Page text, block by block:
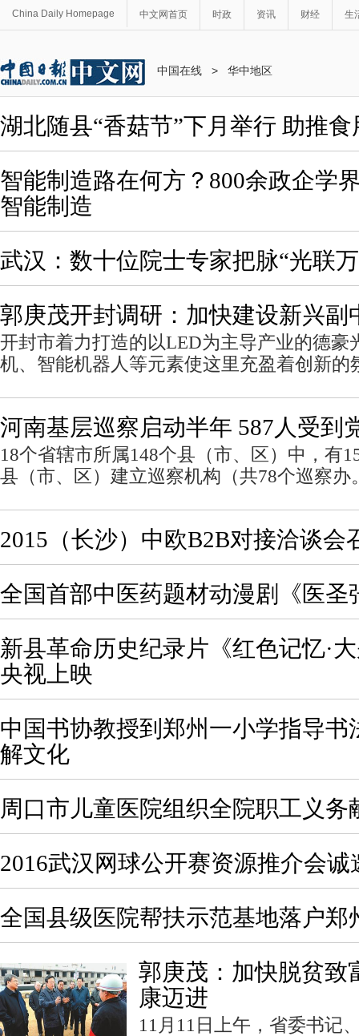
China Daily Homepage 中文网首页 时政 资讯 财经 生
中国在线 > 华中地区
湖北随县“香菇节”下月举行 助推食
智能制造路在何方？800余政企学
智能制造
武汉：数十位院士专家把脉“光联
郭庚茂开封调研：加快建设新兴副
开封市着力打造的以LED为主导产业的德豪
机、智能机器人等元素使这里充盈着创新的
河南基层巡察启动半年 587人受到
18个省辖市所属148个县（市、区）中，有
县（市、区）建立巡察机构（共78个巡察办
2015（长沙）中欧B2B对接洽谈会
全国首部中医药题材动漫剧《医圣
新县革命历史纪录片《红色记忆·
央视上映
中国书协教授到郑州一小学指导书
解文化
周口市儿童医院组织全院职工义务
2016武汉网球公开赛资源推介会诚
全国县级医院帮扶示范基地落户郑
郭庚茂：加快脱贫致
康迈进
11月11日上午，省委书记